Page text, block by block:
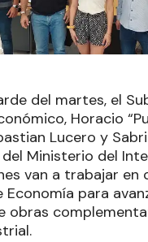
del martes, el
Horacio
Lucero y
Ministerio del
van a trabajar en
Economía para
obras